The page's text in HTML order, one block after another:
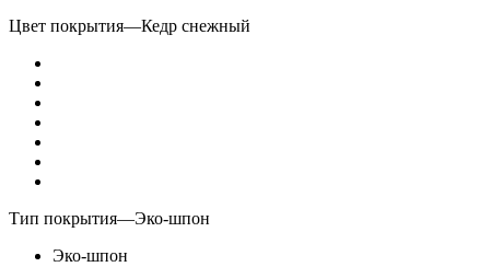
Цвет покрытия—Кедр снежный
Тип покрытия—Эко-шпон
Эко-шпон